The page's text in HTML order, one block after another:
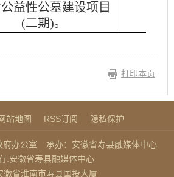
益性公墓建设项目
(二期)。
打印本页
站地图 RSS订阅 隐私保护
府办公室
承办：安徽省寿县融媒体中心
:安徽省寿县融媒体中心
徽省淮南市寿县国投大厦